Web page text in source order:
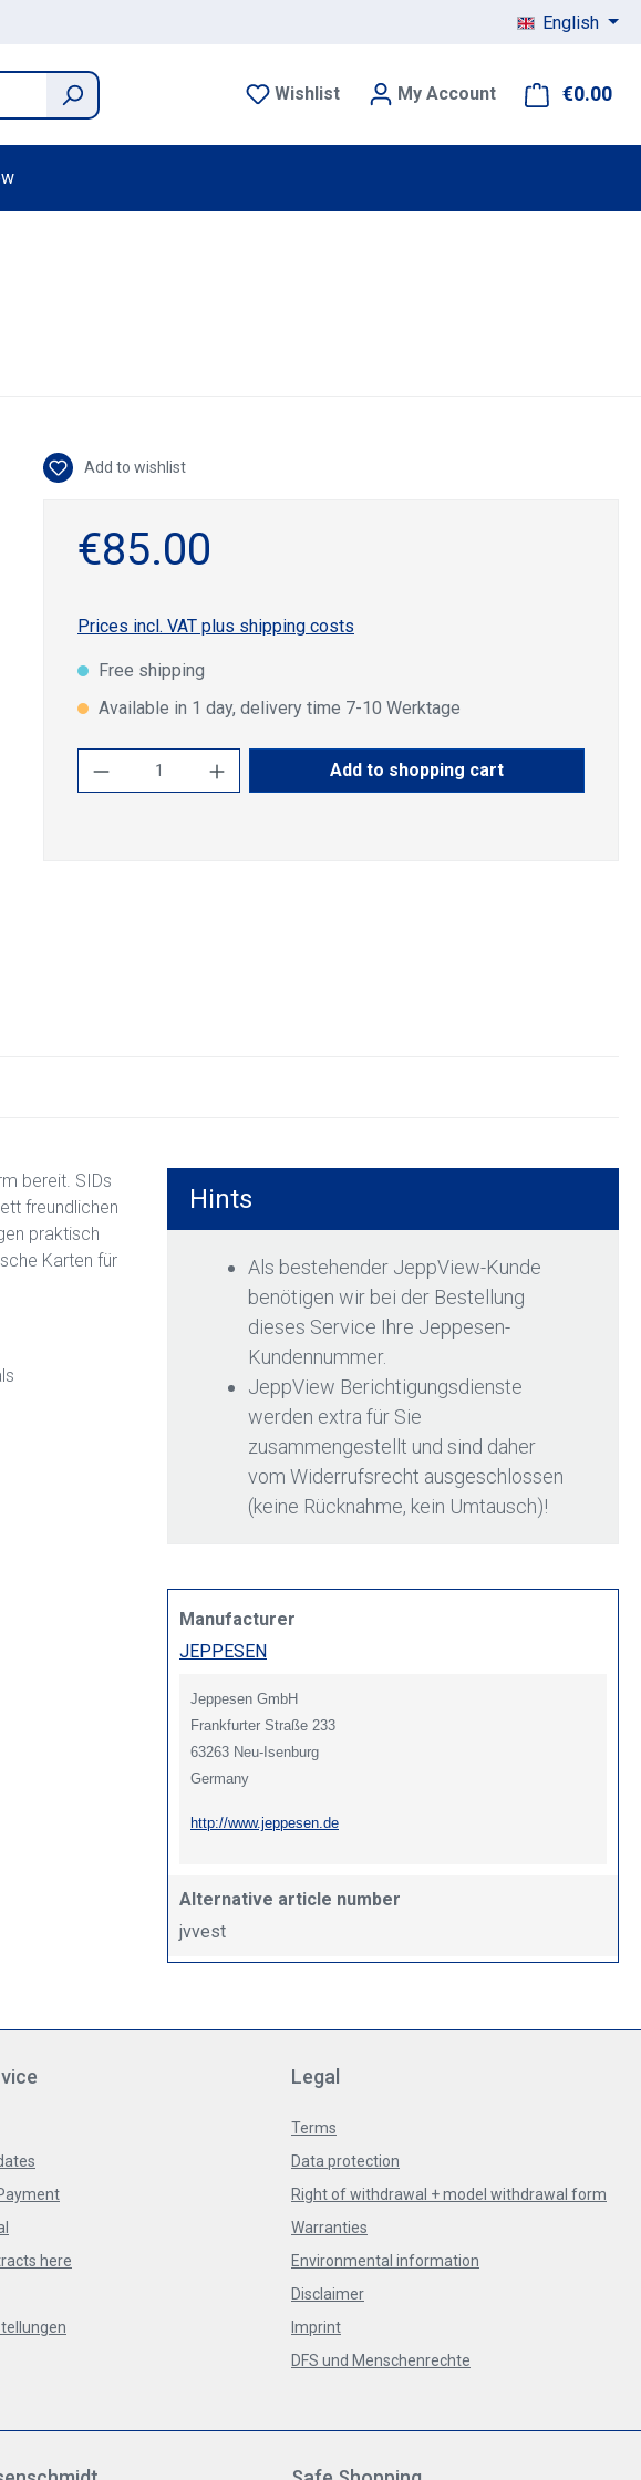
English
Wishlist My Account €0.00
Add to wishlist
€85.00
Prices incl. VAT plus shipping costs
Free shipping
Available in 1 day, delivery time 7-10 Werktage
Product Quantity: Enter the desired amount
Add to shopping cart
bereit. SIDs
freundlichen
praktisch
Karten für
Hints
Als bestehender JeppView-Kunde
benötigen wir bei der Bestellung
dieses Service Ihre Jeppesen-
Kundennummer.
JeppView Berichtigungsdienste
werden extra für Sie
zusammengestellt und sind daher
vom Widerrufsrecht ausgeschlossen
(keine Rücknahme, kein Umtausch)!
Manufacturer
JEPPESEN
Jeppesen GmbH
Frankfurter Straße 233
63263 Neu-Isenburg
Germany
http://www.jeppesen.de
Alternative article number
jvvest
here
Legal
Terms
Data protection
Right of withdrawal + model withdrawal form
Warranties
Environmental information
Disclaimer
Imprint
DFS und Menschenrechte